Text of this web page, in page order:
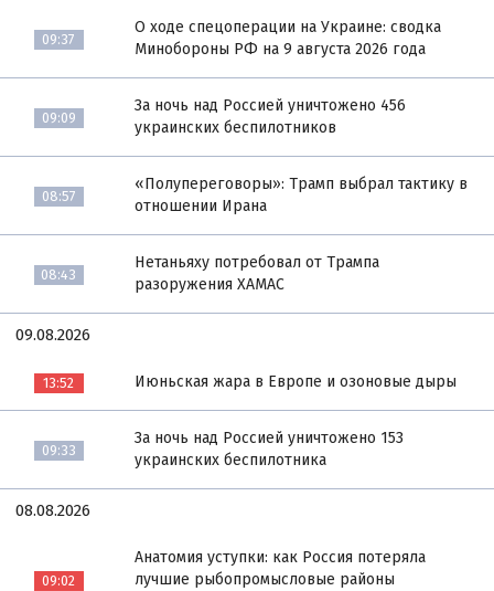
09:37
О ходе спецоперации на Украине: сводка
Минобороны РФ на 9 августа 2026 года
09:09
За ночь над Россией уничтожено 456
украинских беспилотников
08:57
«Полупереговоры»: Трамп выбрал тактику в
отношении Ирана
08:43
Нетаньяху потребовал от Трампа
разоружения ХАМАС
09.08.2026
13:52 Июньская жара в Европе и озоновые дыры
09:33
За ночь над Россией уничтожено 153
украинских беспилотника
08.08.2026
09:02
Анатомия уступки: как Россия потеряла
лучшие рыбопромысловые районы